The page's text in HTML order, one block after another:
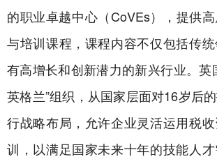
的职业卓越中心（CoVEs），提供
与培训课程，课程内容不仅包括传
有高增长和创新潜力的新兴行业。英
英格兰”组织，从国家层面对16岁后
行战略布局，允许企业灵活运用税
训，以满足国家未来十年的技能人